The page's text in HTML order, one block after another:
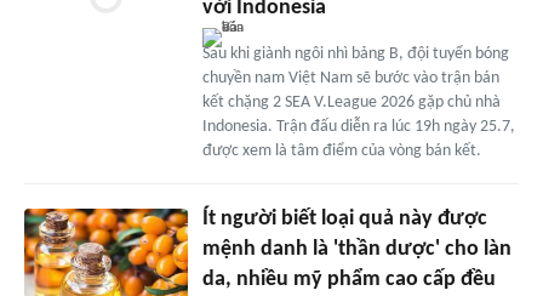
với Indonesia
Sau khi giành ngôi nhì bảng B, đội tuyển bóng
chuyền nam Việt Nam sẽ bước vào trận bán
kết chặng 2 SEA V.League 2026 gặp chủ nhà
Indonesia. Trận đấu diễn ra lúc 19h ngày 25.7,
được xem là tâm điểm của vòng bán kết.
Ít người biết loại quả này được
mệnh danh là 'thần dược' cho làn
da, nhiều mỹ phẩm cao cấp đều